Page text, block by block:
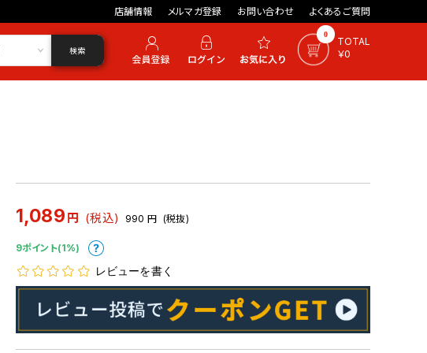
店舗情報 メルマガ登録 お問い合わせ よくあるご質問
0
TOTAL
￥0
検索
1,089 円 (税込) 990 円 (税抜)
9ポイント(1%)
レビューを書く